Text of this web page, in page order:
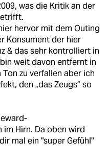
was die Kritik an der
hervor mit dem Outing
Konsument der hier
& das sehr kontrolliert in
weit davon entfernt in
zu verfallen aber ich
den „das Zeugs“ so
im Hirn. Da oben wird
mal ein "super Gefühl"